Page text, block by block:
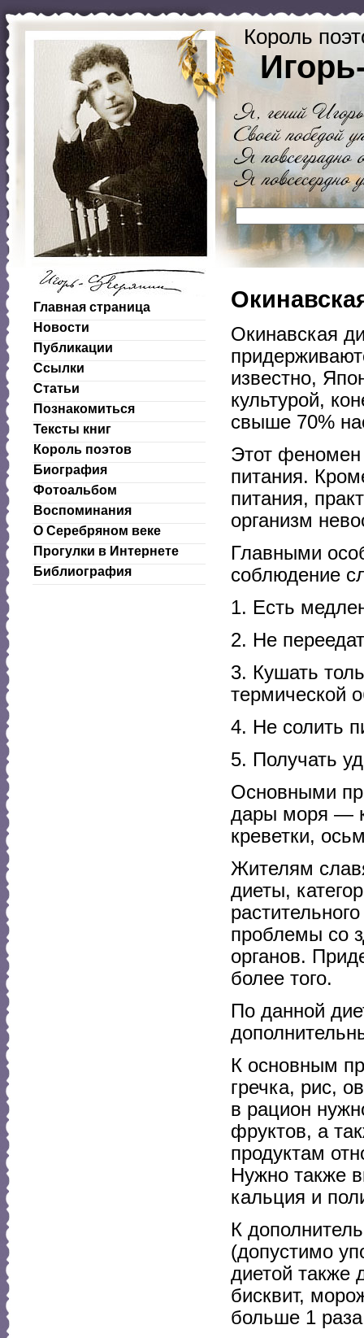
Король
Главная страница
Новости
Публикации
Ссылки
Статьи
Познакомиться
Тексты книг
Король поэтов
Биография
Фотоальбом
Воспоминания
О Серебряном веке
Прогулки в Интернете
Библиография
Окинавская
известно,
культурой,
свыше 70%
Этот феномен
питания.
питания,
организм
Главными
соблюдение
1. Есть
2. Не
3. Кушать
термической
4. Не солить
5. Получать
Основными
дары моря —
креветки,
Жителям
диеты,
проблемы со
органов.
более того.
По данной
К основным
гречка, рис,
в рацион
фруктов, а
продуктам
Нужно также
кальция и
К
(допустимо
диетой также
бисквит,
больше 1